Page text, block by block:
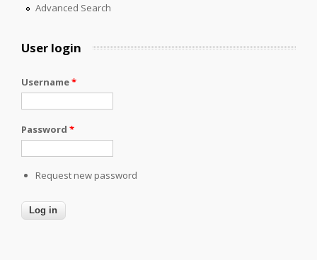
Advanced Search
User login
Username*
Password *
Request new password